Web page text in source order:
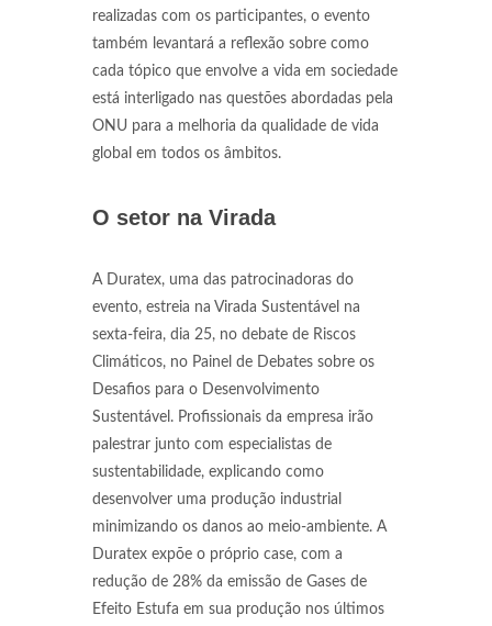
realizadas com os participantes, o evento
também levantará a reflexão sobre como
cada tópico que envolve a vida em sociedade
está interligado nas questões abordadas pela
ONU para a melhoria da qualidade de vida
global em todos os âmbitos.
O setor na Virada
A Duratex, uma das patrocinadoras do
evento, estreia na Virada Sustentável na
sexta-feira, dia 25, no debate de Riscos
Climáticos, no Painel de Debates sobre os
Desafios para o Desenvolvimento
Sustentável. Profissionais da empresa irão
palestrar junto com especialistas de
sustentabilidade, explicando como
desenvolver uma produção industrial
minimizando os danos ao meio-ambiente. A
Duratex expõe o próprio case, com a
redução de 28% da emissão de Gases de
Efeito Estufa em sua produção nos últimos